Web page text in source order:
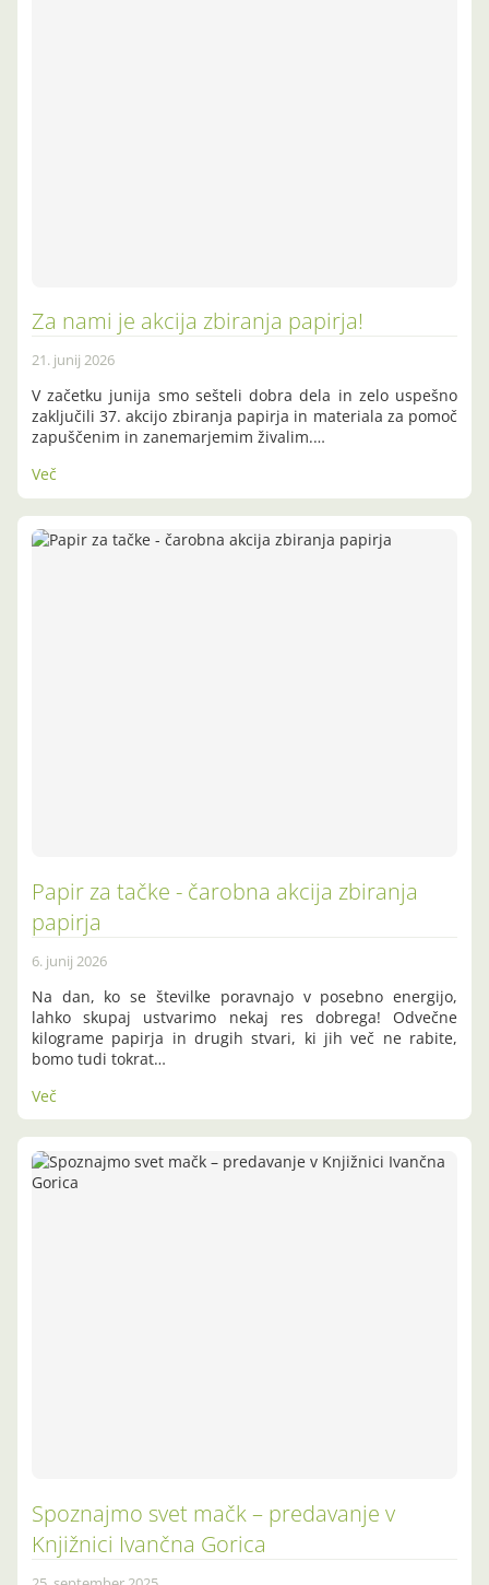
Za nami je akcija zbiranja papirja!
21. junij 2026
V začetku junija smo sešteli dobra dela in zelo uspešno
zaključili 37. akcijo zbiranja papirja in materiala za pomoč
zapuščenim in zanemarjemim živalim.…
Več
Papir za tačke - čarobna akcija zbiranja
papirja
6. junij 2026
Na dan, ko se številke poravnajo v posebno energijo,
lahko skupaj ustvarimo nekaj res dobrega! Odvečne
kilograme papirja in drugih stvari, ki jih več ne rabite,
bomo tudi tokrat…
Več
Spoznajmo svet mačk – predavanje v
Knjižnici Ivančna Gorica